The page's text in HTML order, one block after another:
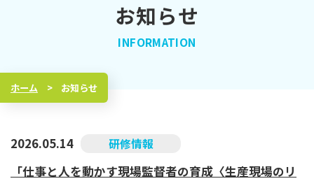
トップページ
セミナー・研修カレンダー
テクナビふくしまについて
お知らせ
ホーム お知らせ
2026.05.14 研修情報
「仕事と人を動かす現場監督者の育成〈生産現場のリ